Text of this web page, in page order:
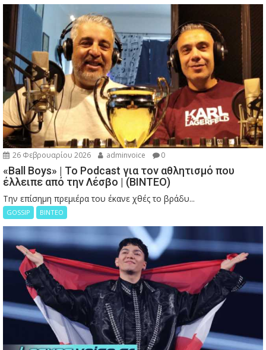
26 Φεβρουαρίου 2026 adminvoice 0
«Ball Boys» | Το Podcast για τον αθλητισμό που
έλλειπε από την Λέσβο | (ΒΙΝΤΕΟ)
Την επίσημη πρεμιέρα του έκανε χθές το βράδυ...
GOSSIP ΒΙΝΤΕΟ